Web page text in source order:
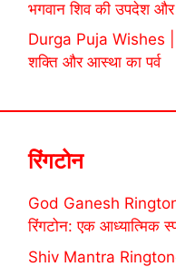
भगवान शिव की उपदेश और
Durga Puja Wishes |
शक्ति और आस्था का पर्व
रिंगटोन
God Ganesh
रिंगटोन: एक आध्यात्मिक
Shiv Mantra